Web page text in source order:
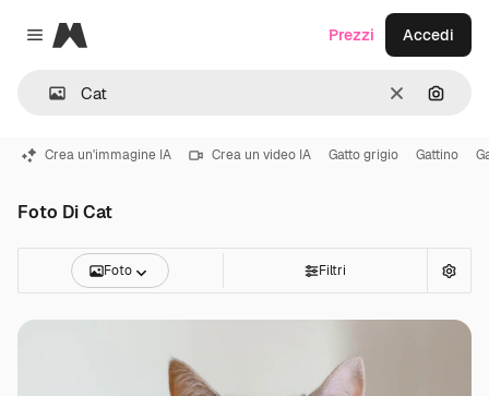
Close menu
Magnific
CancellaCerca
Prezzi Accedi
Crea un'immagine IA Crea un video IA Gatto grigio Gattino
Foto Di Cat
Foto Filtri